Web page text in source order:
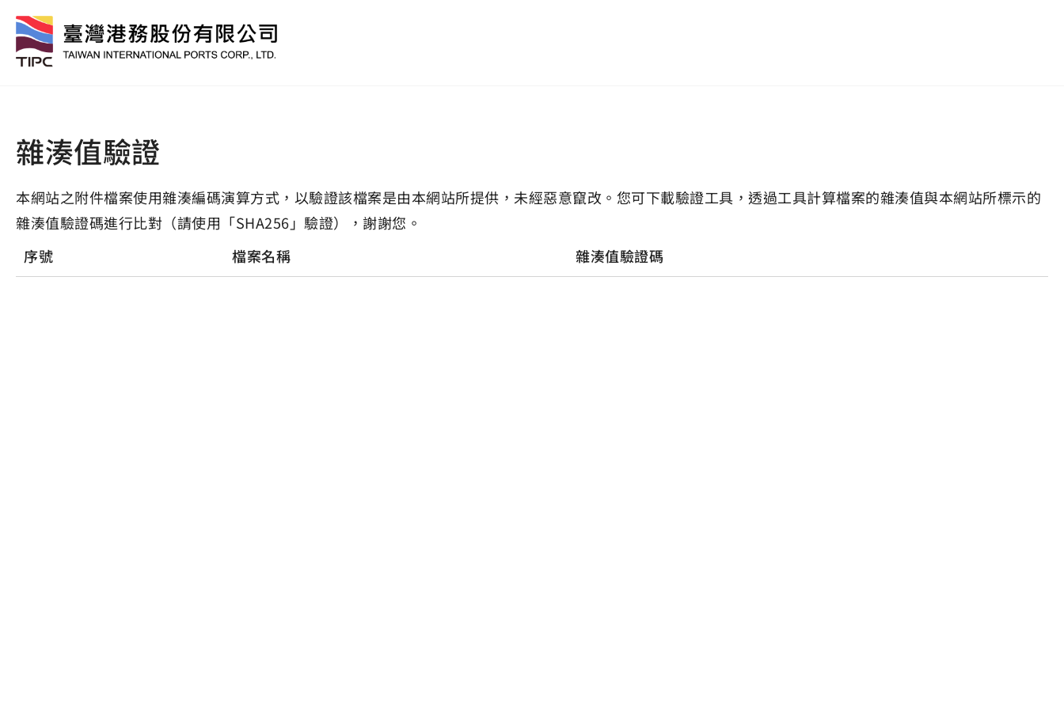
雜湊值驗證
本網站之附件檔案使用雜湊編碼演算方式，以驗證該檔案是由本網站所提供，未經惡意竄改。您可下載驗證工具，透過工具計算檔案的雜湊值與本網站所標示的
雜湊值驗證碼進行比對（請使用「SHA256」驗證），謝謝您。
序號
檔案名稱 雜湊值驗證碼